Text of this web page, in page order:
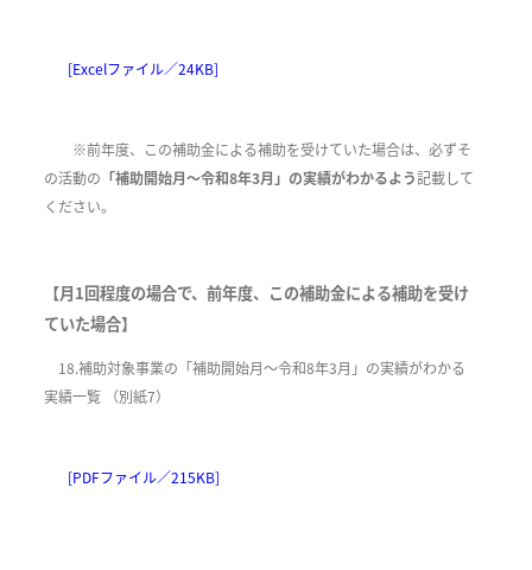
[Excelファイル／24KB]
※前年度、この補助金による補助を受けていた場合は、必ずそ
の活動の 「補助開始月～令和8年3月」の実績がわかるよう記載して
ください。
【月1回程度の場合で、前年度、この補助金による補助を受け
ていた場合】
18.補助対象事業の「補助開始月～令和8年3月」の実績がわかる
実績一覧 （別紙7）
[PDFファイル／215KB]